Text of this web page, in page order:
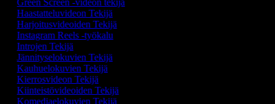
Green Screen -videon tekijä
Haastatteluvideon Tekijä
Harjoitusvideoiden Tekijä
Instagram Reels -työkalu
Introjen Tekijä
Jännityselokuvien Tekijä
Kauhuelokuvien Tekijä
Kierrosvideon Tekijä
Kiinteistövideoiden Tekijä
Komediaelokuvien Tekijä